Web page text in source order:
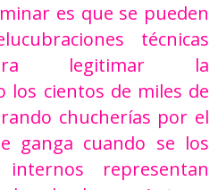
es que se pueden
técnicas
legitimar la
los cientos de miles de
chucherías por el
ganga cuando se los
representan